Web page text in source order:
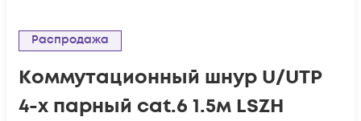
Распродажа
Коммутационный шнур U/UTP
4-х парный cat.6 1.5м LSZH